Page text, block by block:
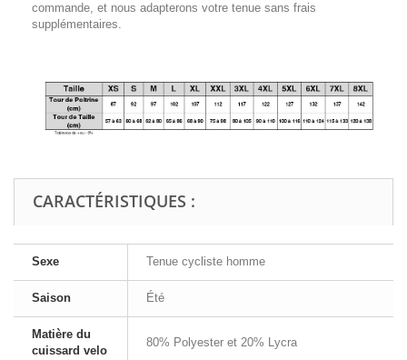
commande, et nous adapterons votre tenue sans frais
supplémentaires.
CARACTÉRISTIQUES :
Sexe Tenue cycliste homme
Saison Été
Matière du
cuissard velo
80% Polyester et 20% Lycra